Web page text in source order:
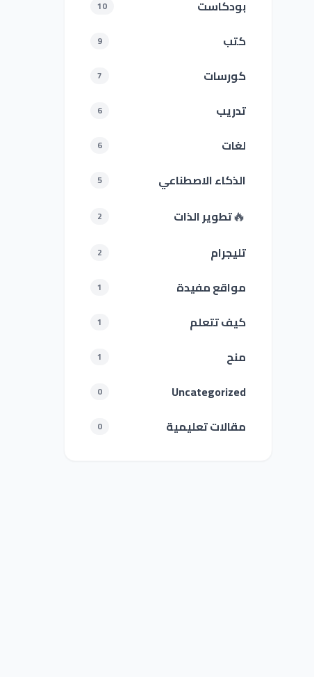
بودكاست 10
كتب 9
كورسات 7
تدريب 6
لغات 6
الذكاء الاصطناعي 5
🔥تطوير الذات 2
تليجرام 2
مواقع مفيدة 1
كيف تتعلم 1
منح 1
Uncategorized
0
مقالات تعليمية 0